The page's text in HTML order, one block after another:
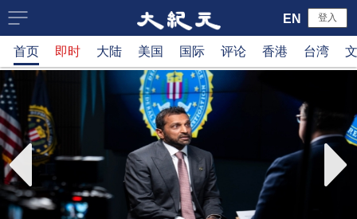
大
纪
元
新
闻
登入
EN
首页 即时 大陆 美国 国际 评论 香港 台湾